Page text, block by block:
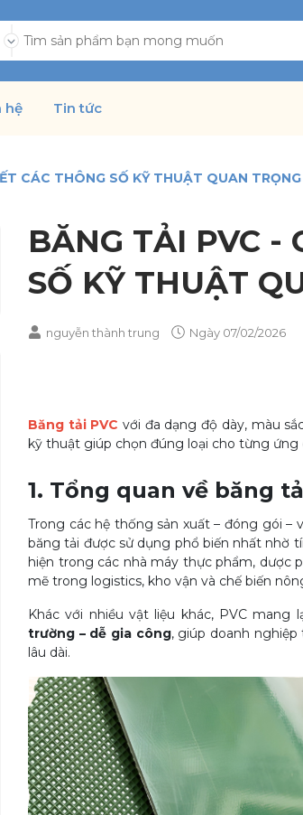
hệ Tin tức
CÁC THÔNG SỐ KỸ THUẬT QUAN TRỌNG
BĂNG TẢI PVC -
SỐ KỸ THUẬT
nguyễn thành trung Ngày 07/02/2026
Băng tải PVC với đa dạng độ dày, màu
kỹ thuật giúp chọn đúng loại cho từng ứng
1. Tổng quan về băng
Trong các hệ thống sản xuất – đóng gói –
băng tải được sử dụng phổ biến nhất nhờ
hiện trong các nhà máy thực phẩm, dược
mẽ trong logistics, kho vận và chế biến
Khác với nhiều vật liệu khác, PVC mang
trường – dễ gia công, giúp doanh
lâu dài.